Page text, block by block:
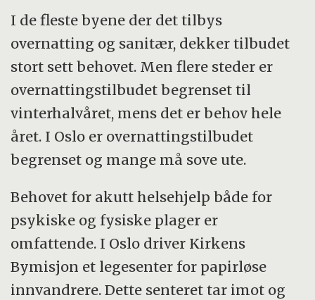
I de fleste byene der det tilbys
overnatting og sanitær, dekker tilbudet
stort sett behovet. Men flere steder er
overnattingstilbudet begrenset til
vinter­halvåret, mens det er behov hele
året. I Oslo er overnattingstilbudet
begrenset og mange må sove ute.
Behovet for akutt helsehjelp både for
psykiske og fysiske plager er
omfattende. I Oslo driver Kirkens
Bymisjon et legesenter for papirløse
innvandrere. Dette senteret tar imot og